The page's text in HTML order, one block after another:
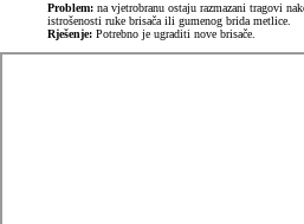
Problem: na vjetrobranu ostaju razmazani tragovi
istrošenosti ruke brisača ili gumenog brida metlice.
Rješenje: Potrebno je ugraditi nove brisače.